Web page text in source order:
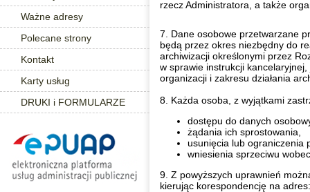
Ważne adresy
Polecane strony
Kontakt
Karty usług
DRUKI i FORMULARZE
rzecz Administratora, a także
7. Dane osobowe przetwarzane
będą przez okres niezbędny do
archiwizacji określonymi przez
w sprawie instrukcji
organizacji i zakresu działania
8. Każda osoba, z wyjątkami
dostępu do danych
żądania ich sprostowania,
usunięcia lub ograniczenia
wniesienia sprzeciwu
9. Z powyższych uprawnień
kierując korespondencję na